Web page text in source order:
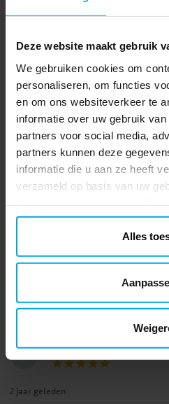
Deze website maakt gebruik
We gebruiken cookies om
personaliseren, om functies
en om ons websiteverkeer te
informatie over uw gebruik
partners voor social media,
partners kunnen deze
informatie die u aan ze heeft
verzameld op basis van uw
Alles
DM
Daniela M
7 maanden geleden
SL
Sanna L
Evelina A
Kristina P
2 jaar geleden